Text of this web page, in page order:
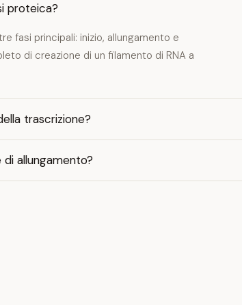
proteica?
fasi principali: inizio, allungamento e
di creazione di un filamento di RNA a
trascrizione?
allungamento?